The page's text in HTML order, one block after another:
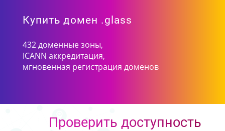
Купить домен .glass
432 доменные зоны,
ICANN аккредитация,
мгновенная регистрация доменов
Проверить доступность